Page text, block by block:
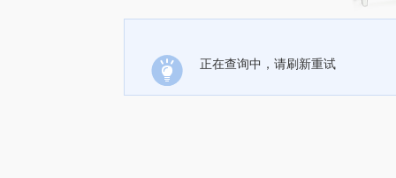
正在查询中，请刷新重试